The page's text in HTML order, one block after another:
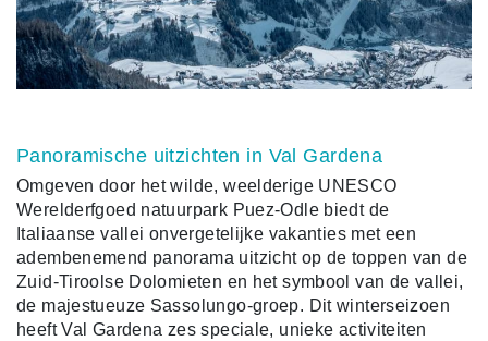
Panoramische uitzichten in Val Gardena
Omgeven door het wilde, weelderige UNESCO
Werelderfgoed natuurpark Puez-Odle biedt de
Italiaanse vallei onvergetelijke vakanties met een
adembenemend panorama uitzicht op de toppen van de
Zuid-Tiroolse Dolomieten en het symbool van de vallei,
de majestueuze Sassolungo-groep. Dit winterseizoen
heeft Val Gardena zes speciale, unieke activiteiten